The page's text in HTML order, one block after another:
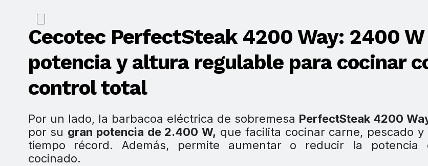
Cecotec PerfectSteak 4200 Way: 2400 W
potencia y altura regulable para cocinar
control total
Por un lado, la barbacoa eléctrica de sobremesa PerfectSteak 4200
por su gran potencia de 2.400 W, que facilita cocinar carne, pescado y
tiempo récord. Además, permite aumentar o reducir la potencia
cocinado.